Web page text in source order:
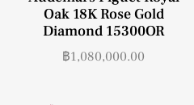
Oak 18K Rose Gold
Diamond 15300OR
฿1,080,000.00